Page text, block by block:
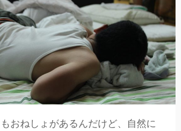
おねしょがあるんだけど、自然に